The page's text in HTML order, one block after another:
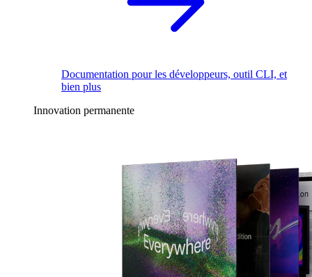
Documentation pour les développeurs, outil CLI, et
bien plus
Innovation permanente